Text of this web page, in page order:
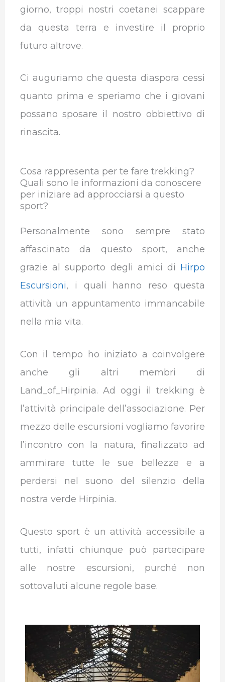
giorno, troppi nostri coetanei scappare
da questa terra e investire il proprio
futuro altrove.
Ci auguriamo che questa diaspora cessi
quanto prima e speriamo che i giovani
possano sposare il nostro obbiettivo di
rinascita.
Cosa rappresenta per te fare trekking?
Quali sono le informazioni da conoscere
per iniziare ad approcciarsi a questo
sport?
Personalmente sono sempre stato
affascinato da questo sport, anche
grazie al supporto degli amici di Hirpo
Escursioni, i quali hanno reso questa
attività un appuntamento immancabile
nella mia vita.
Con il tempo ho iniziato a coinvolgere
anche gli altri membri di
Land_of_Hirpinia. Ad oggi il trekking è
l’attività principale dell’associazione. Per
mezzo delle escursioni vogliamo favorire
l’incontro con la natura, finalizzato ad
ammirare tutte le sue bellezze e a
perdersi nel suono del silenzio della
nostra verde Hirpinia.
Questo sport è un attività accessibile a
tutti, infatti chiunque può partecipare
alle nostre escursioni, purché non
sottovaluti alcune regole base.